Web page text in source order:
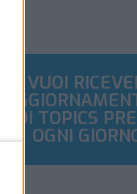
VUOI
TUOI TOPICS
OGNI